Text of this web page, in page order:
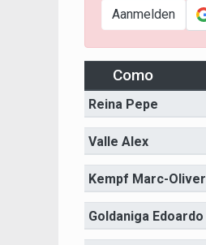
Aanmelden
Como
Reina Pepe
Valle Alex
Kempf Marc-Oliver
Goldaniga Edoardo